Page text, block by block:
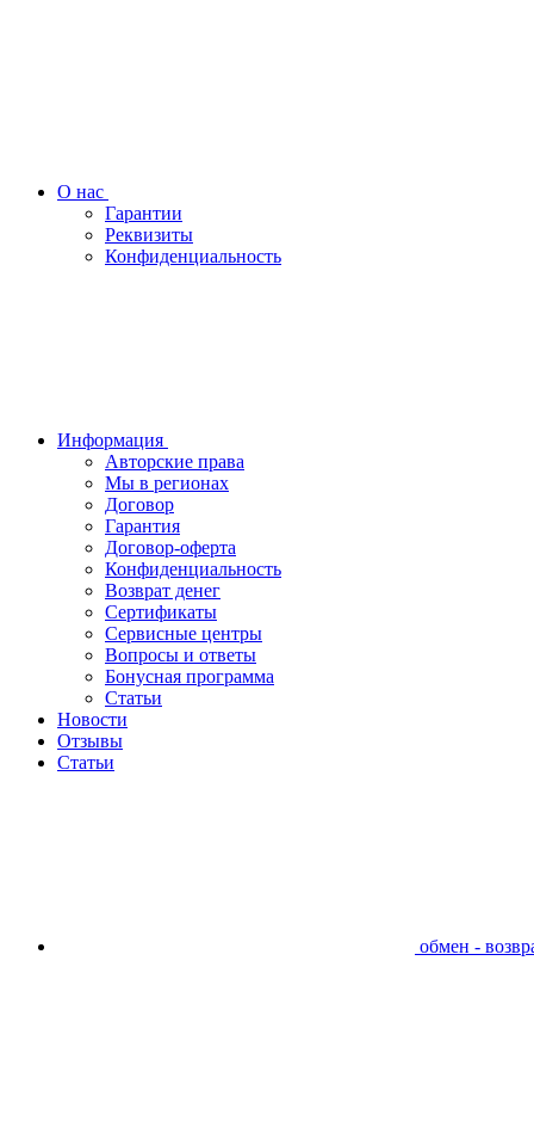
О нас
Гарантии
Реквизиты
Конфиденциальность
Информация
Авторские права
Мы в регионах
Договор
Гарантия
Договор-оферта
Конфиденциальность
Возврат денег
Сертификаты
Сервисные центры
Вопросы и ответы
Бонусная программа
Статьи
Новости
Отзывы
Статьи
обмен -